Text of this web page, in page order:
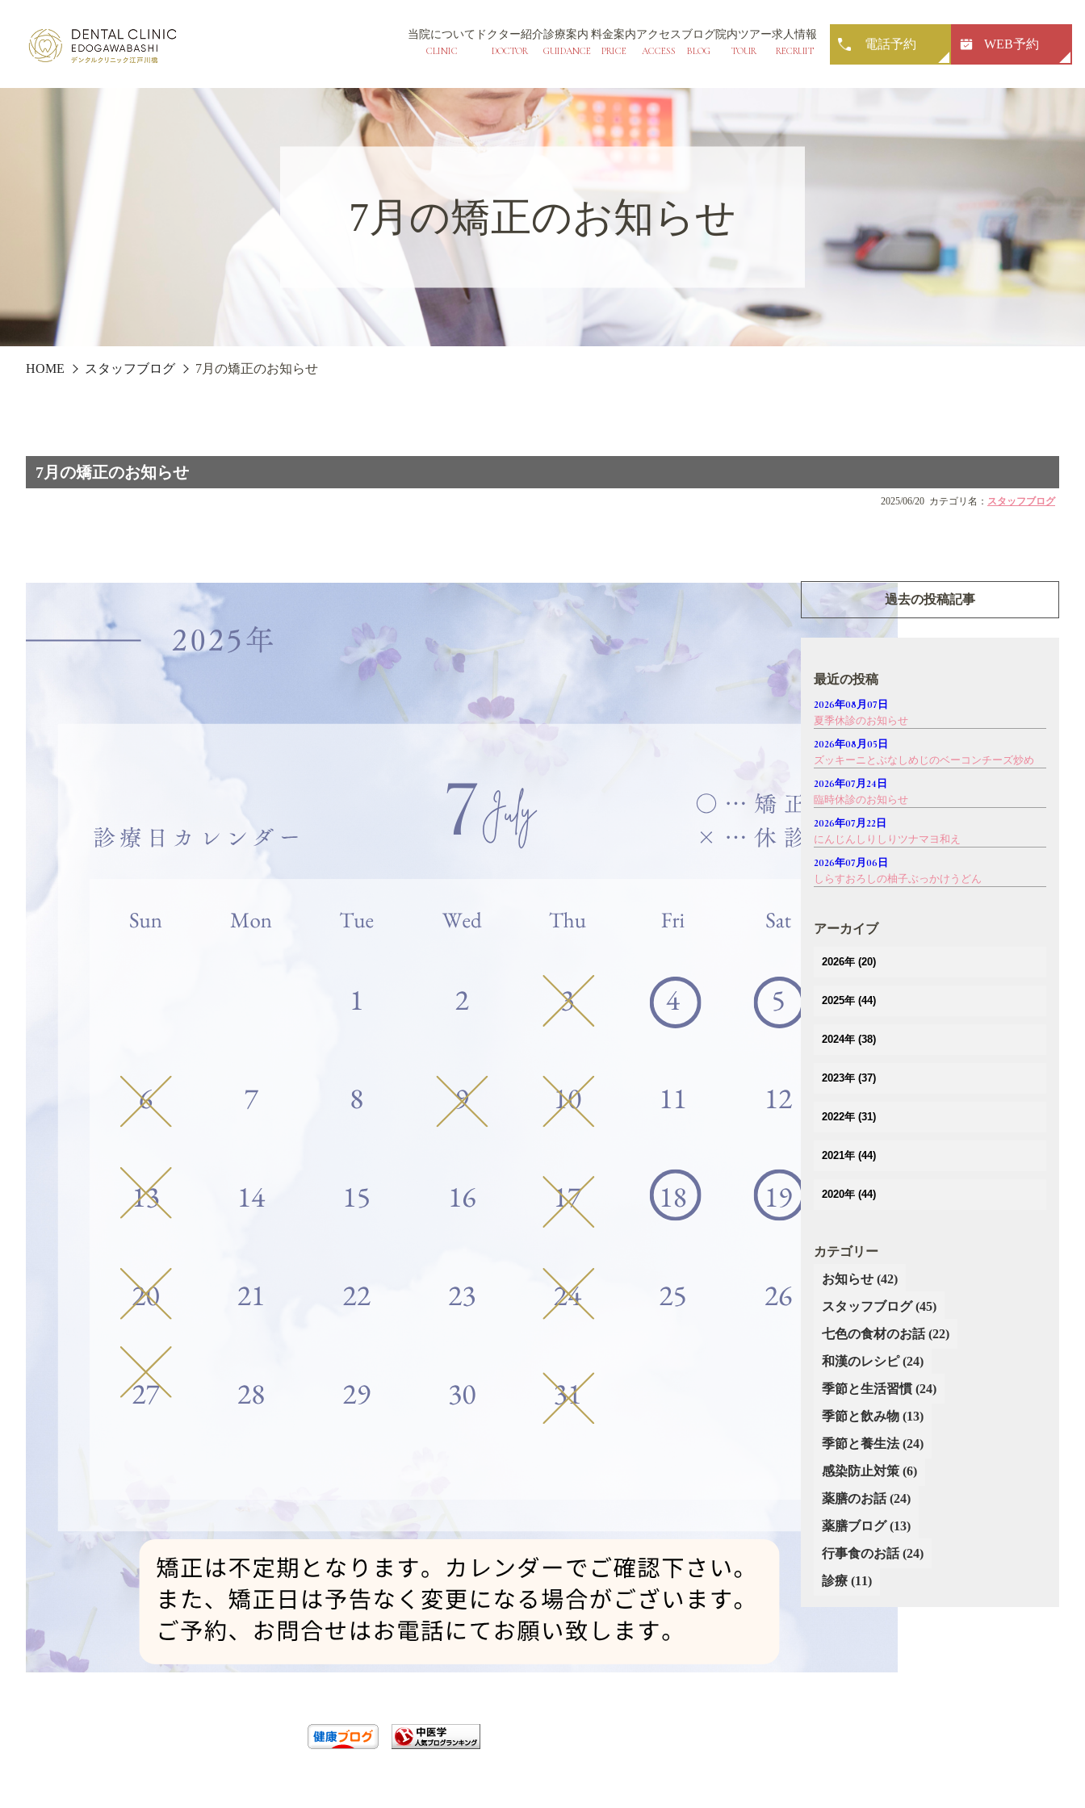
当院について
CLINIC
ドクター紹介
DOCTOR
診療案内
GUIDANCE
料金案内
PRICE
アクセス
ACCESS
ブログ
BLOG
院内ツアー
TOUR
求人情報
RECRUIT 電話予約 WEB予約
7月の矯正のお知らせ
HOME スタッフブログ 7月の矯正のお知らせ
7月の矯正のお知らせ
2025/06/20 カテゴリ名： スタッフブログ
過去の投稿記事
最近の投稿
2026年08月07日
夏季休診のお知らせ
2026年08月05日
ズッキーニとぶなしめじのベーコンチーズ炒め
2026年07月24日
臨時休診のお知らせ
2026年07月22日
にんじんしりしりツナマヨ和え
2026年07月06日
しらすおろしの柚子ぶっかけうどん
アーカイブ
2026年 (20)
(3)
(3)
(2)
2025年 (44)
(3)
(5)
(4)
(4)
(3)
2024年 (38)
(3)
(5)
(3)
(2)
(3)
2023年 (37)
(2)
(3)
(3)
(4)
2022年 (31)
(3)
(2)
(3)
(2)
(1)
(2)
2021年 (44)
(3)
(5)
(3)
(3)
(4)
(3)
2020年 (44)
(5)
(4)
(2)
(4)
(3)
(3)
カテゴリー
お知らせ (42)
スタッフブログ(45)
七色の食材のお話(22)
和漢のレシピ(24)
季節と生活習慣 (24)
季節と飲み物 (13)
季節と養生法(24)
感染防止対策 (6)
薬膳のお話(24)
薬膳ブログ(13)
行事食のお話(24)
診療 (11)